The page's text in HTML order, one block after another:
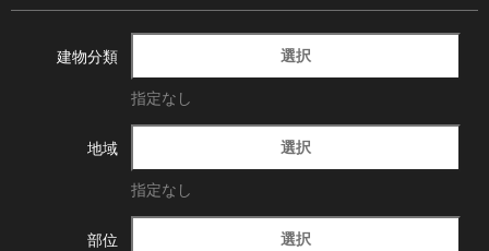
建物分類 選択
指定なし
地域 選択
指定なし
部位 選択